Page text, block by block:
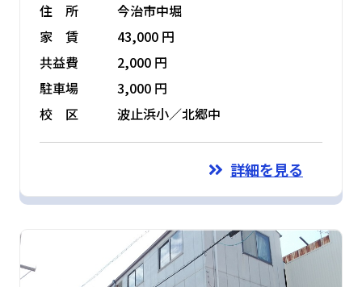
住 所
今治市中堀
家 賃
43,000 円
共益費
2,000 円
駐車場
3,000 円
校 区
波止浜小／北郷中
詳細を見る